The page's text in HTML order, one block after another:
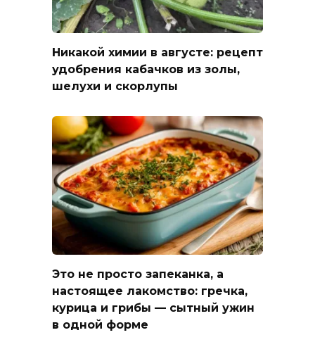
Никакой химии в августе: рецепт
удобрения кабачков из золы,
шелухи и скорлупы
Это не просто запеканка, а
настоящее лакомство: гречка,
курица и грибы — сытный ужин
в одной форме